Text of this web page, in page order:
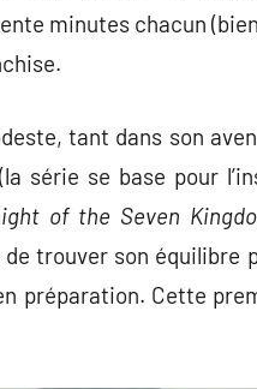
minutes chacun
tant dans son
série se base pour
of the Seven
trouver son équilibre
préparation. Cette